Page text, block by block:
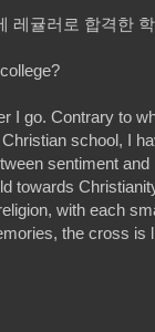
레귤러로 합격한
I go. Contrary to
school, I
sentiment
towards
with each
the cross